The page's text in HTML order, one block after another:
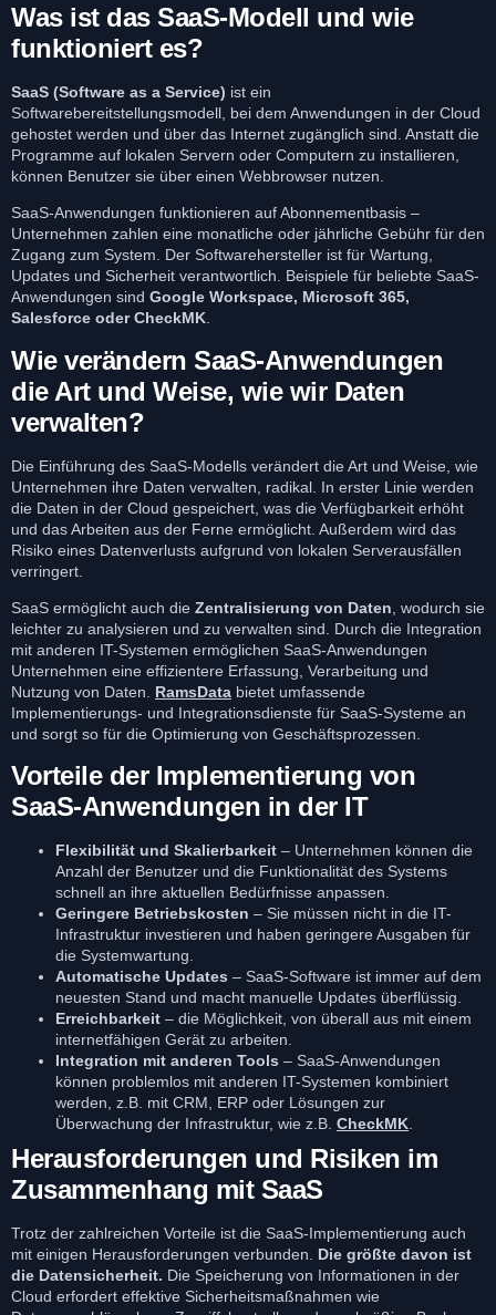
Was ist das SaaS-Modell und wie
funktioniert es?
SaaS (Software as a Service) ist ein
Softwarebereitstellungsmodell, bei dem Anwendungen in der Cloud
gehostet werden und über das Internet zugänglich sind. Anstatt die
Programme auf lokalen Servern oder Computern zu installieren,
können Benutzer sie über einen Webbrowser nutzen.
SaaS-Anwendungen funktionieren auf Abonnementbasis –
Unternehmen zahlen eine monatliche oder jährliche Gebühr für den
Zugang zum System. Der Softwarehersteller ist für Wartung,
Updates und Sicherheit verantwortlich. Beispiele für beliebte SaaS-
Anwendungen sind Google Workspace, Microsoft 365,
Salesforce oder CheckMK
Wie verändern SaaS-Anwendungen
die Art und Weise, wie wir Daten
verwalten?
Die Einführung des SaaS-Modells verändert die Art und Weise, wie
Unternehmen ihre Daten verwalten, radikal. In erster Linie werden
die Daten in der Cloud gespeichert, was die Verfügbarkeit erhöht
und das Arbeiten aus der Ferne ermöglicht. Außerdem wird das
Risiko eines Datenverlusts aufgrund von lokalen Serverausfällen
verringert.
SaaS ermöglicht auch die Zentralisierung von Daten , wodurch sie
leichter zu analysieren und zu verwalten sind. Durch die Integration
mit anderen IT-Systemen ermöglichen SaaS-Anwendungen
Unternehmen eine effizientere Erfassung, Verarbeitung und
Nutzung von Daten. RamsData bietet umfassende
Implementierungs- und Integrationsdienste für SaaS-Systeme an
und sorgt so für die Optimierung von Geschäftsprozessen.
Vorteile der Implementierung von
SaaS-Anwendungen in der IT
Flexibilität und Skalierbarkeit – Unternehmen können die
Anzahl der Benutzer und die Funktionalität des Systems
schnell an ihre aktuellen Bedürfnisse anpassen.
Geringere Betriebskosten – Sie müssen nicht in die IT-
Infrastruktur investieren und haben geringere Ausgaben für
die Systemwartung.
Automatische Updates – SaaS-Software ist immer auf dem
neuesten Stand und macht manuelle Updates überflüssig.
Erreichbarkeit – die Möglichkeit, von überall aus mit einem
internetfähigen Gerät zu arbeiten.
Integration mit anderen Tools – SaaS-Anwendungen
können problemlos mit anderen IT-Systemen kombiniert
werden, z.B. mit CRM, ERP oder Lösungen zur
Überwachung der Infrastruktur, wie z.B. CheckMK.
Herausforderungen und Risiken im
Zusammenhang mit SaaS
Trotz der zahlreichen Vorteile ist die SaaS-Implementierung auch
mit einigen Herausforderungen verbunden. Die größte davon ist
die Datensicherheit. Die Speicherung von Informationen in der
Cloud erfordert effektive Sicherheitsmaßnahmen wie